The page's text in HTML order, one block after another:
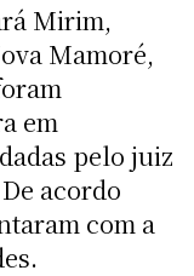
Mirim,
Mamoré,
em
pelo juiz
acordo
com a